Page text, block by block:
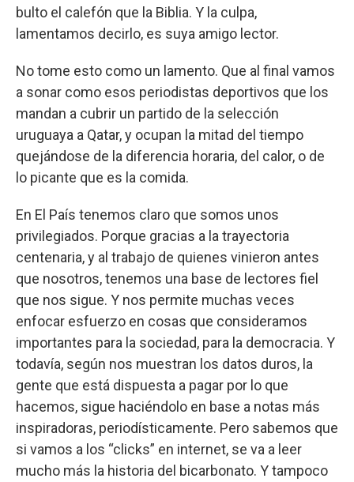
bulto el calefón que la Biblia. Y la culpa,
lamentamos decirlo, es suya amigo lector.
No tome esto como un lamento. Que al final vamos
a sonar como esos periodistas deportivos que los
mandan a cubrir un partido de la selección
uruguaya a Qatar, y ocupan la mitad del tiempo
quejándose de la diferencia horaria, del calor, o de
lo picante que es la comida.
En El País tenemos claro que somos unos
privilegiados. Porque gracias a la trayectoria
centenaria, y al trabajo de quienes vinieron antes
que nosotros, tenemos una base de lectores fiel
que nos sigue. Y nos permite muchas veces
enfocar esfuerzo en cosas que consideramos
importantes para la sociedad, para la democracia. Y
todavía, según nos muestran los datos duros, la
gente que está dispuesta a pagar por lo que
hacemos, sigue haciéndolo en base a notas más
inspiradoras, periodísticamente. Pero sabemos que
si vamos a los “clicks” en internet, se va a leer
mucho más la historia del bicarbonato. Y tampoco